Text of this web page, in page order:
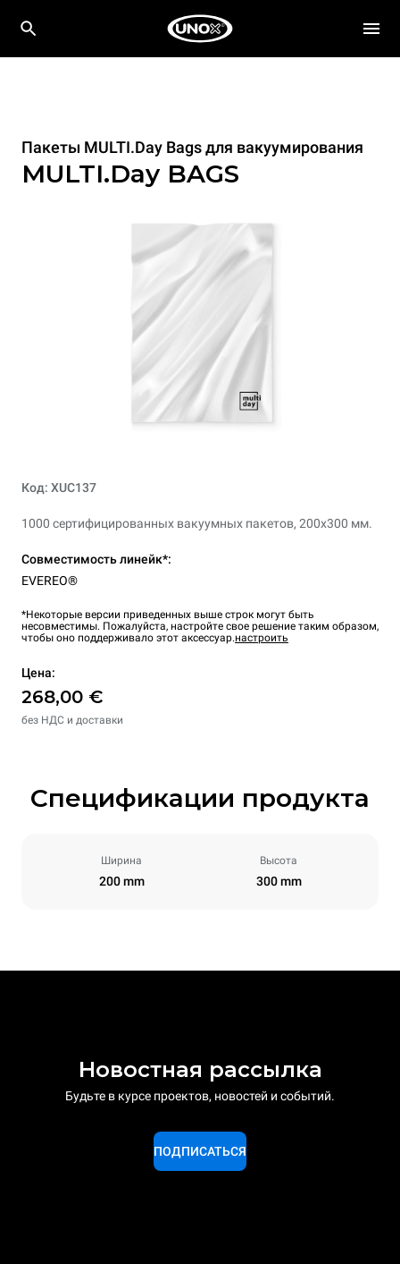
Пакеты MULTI.Day Bags для вакуумирования
MULTI.Day BAGS
Код: XUC137
1000 сертифицированных вакуумных пакетов, 200x300 мм.
Совместимость линейк*:
EVEREO®
*Некоторые версии приведенных выше строк могут быть
несовместимы. Пожалуйста, настройте свое решение таким образом,
чтобы оно поддерживало этот аксессуар.настроить
Цена:
268,00 €
без НДС и доставки
Спецификации продукта
Ширина
200 mm
Высота
300 mm
Новостная рассылка
Будьте в курсе проектов, новостей и событий.
ПОДПИСАТЬСЯ